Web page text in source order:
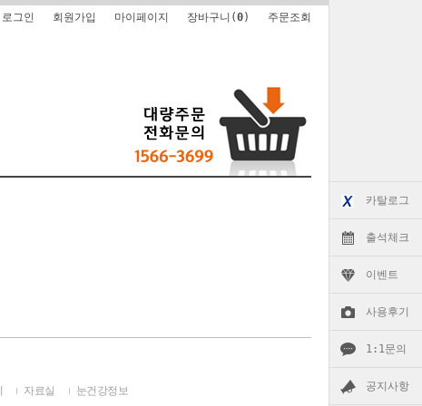
카탈로그
출석체크
이벤트
사용후기
1:1문의
공지사항
로그인 회원가입 마이페이지 장바구니(0) 주문조회
자료실 눈건강정보